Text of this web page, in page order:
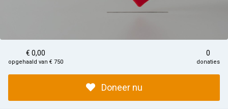
€ 0,00
opgehaald van € 750
0
donaties
Doneer nu